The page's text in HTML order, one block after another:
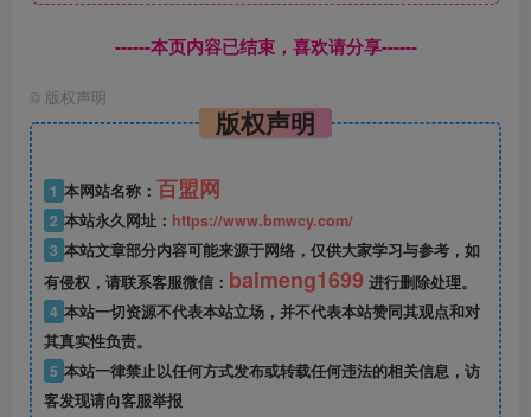
------本页内容已结束，喜欢请分享------
© 版权声明
版权声明
1 本网站名称： 百盟网
2 本站永久网址： https://www.bmwcy.com/
3 本站文章部分内容可能来源于网络，仅供大家学习与参考，如
有侵权，请联系客服微信： baimeng1699 进行删除处理。
4 本站一切资源不代表本站立场，并不代表本站赞同其观点和对
其真实性负责。
5 本站一律禁止以任何方式发布或转载任何违法的相关信息，访
客发现请向客服举报